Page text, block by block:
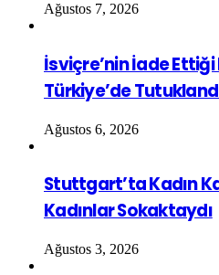
Ağustos 7, 2026
İsviçre’nin İade
Türkiye’de
Ağustos 6, 2026
Stuttgart’ta Kadın
Kadınlar Sokaktaydı
Ağustos 3, 2026